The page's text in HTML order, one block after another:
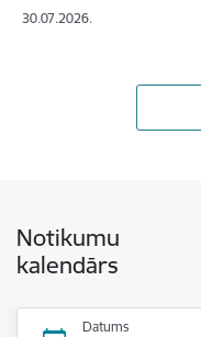
30.07.2026.
Notikumu
kalendārs
Datums